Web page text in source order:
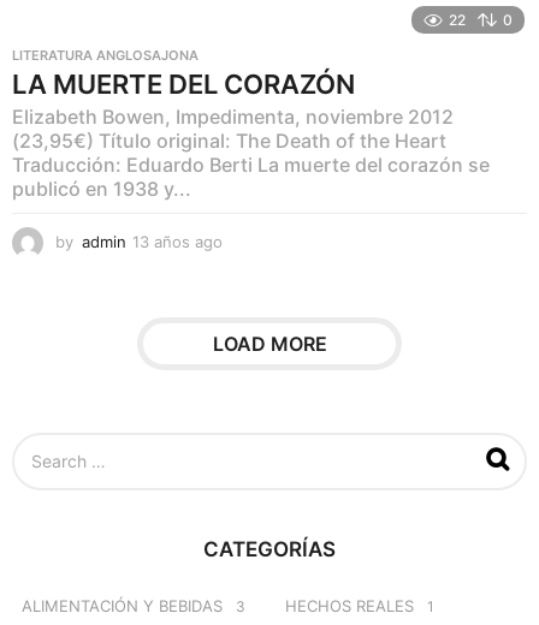
a
g
o
22 0
LITERATURA ANGLOSAJONA
LA MUERTE DEL CORAZÓN
Elizabeth Bowen, Impedimenta, noviembre 2012
(23,95€) Título original: The Death of the Heart
Traducción: Eduardo Berti La muerte del corazón se
publicó en 1938 y...
by admin 13 años ago
o
s
LOAD MORE
CATEGORÍAS
ALIMENTACIÓN Y BEBIDAS 3 HECHOS REALES 1